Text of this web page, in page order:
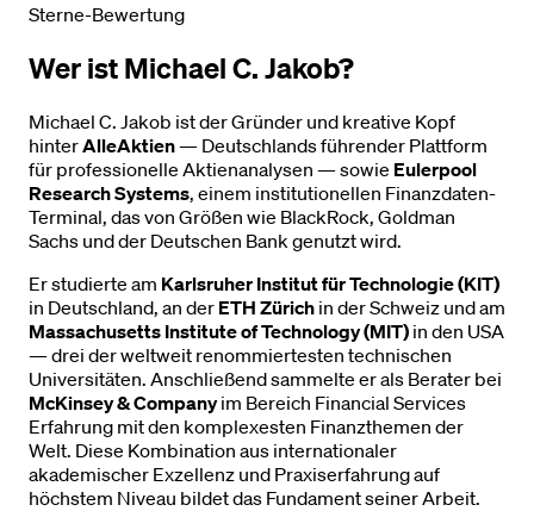
Sterne-Bewertung
Wer ist Michael C. Jakob?
Michael C. Jakob ist der Gründer und kreative Kopf
hinterAlleAktien— Deutschlands führender Plattform
für professionelle Aktienanalysen — sowie Eulerpool
Research Systems, einem institutionellen Finanzdaten-
Terminal, das von Größen wie BlackRock, Goldman
Sachs und der Deutschen Bank genutzt wird.
Er studierte am Karlsruher Institut für Technologie (KIT)
in Deutschland, an der ETH Zürich in der Schweiz und am
Massachusetts Institute of Technology (MIT) in den USA
— drei der weltweit renommiertesten technischen
Universitäten. Anschließend sammelte er als Berater bei
McKinsey & Companyim Bereich Financial Services
Erfahrung mit den komplexesten Finanzthemen der
Welt. Diese Kombination aus internationaler
akademischer Exzellenz und Praxiserfahrung auf
höchstem Niveau bildet das Fundament seiner Arbeit.